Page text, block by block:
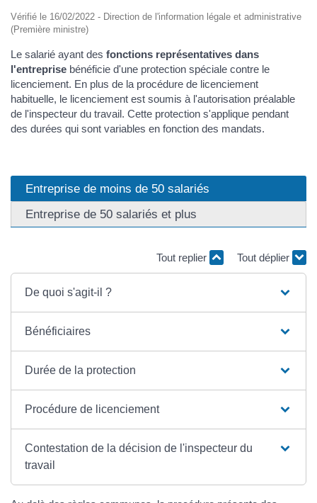
Vérifié le 16/02/2022 - Direction de l'information légale et administrative
(Première ministre)
Le salarié ayant des fonctions représentatives dans
l'entreprise bénéficie d'une protection spéciale contre le
licenciement. En plus de la procédure de licenciement
habituelle, le licenciement est soumis à l'autorisation préalable
de l'inspecteur du travail. Cette protection s'applique pendant
des durées qui sont variables en fonction des mandats.
Entreprise de moins de 50 salariés
Entreprise de 50 salariés et plus
Tout replier Tout déplier
De quoi s'agit-il ?
Bénéficiaires
Durée de la protection
Procédure de licenciement
Contestation de la décision de l'inspecteur du
travail